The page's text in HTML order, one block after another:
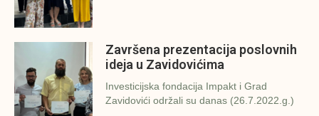
Završena prezentacija poslovnih
ideja u Zavidovićima
Investicijska fondacija Impakt i Grad
Zavidovići održali su danas (26.7.2022.g.)